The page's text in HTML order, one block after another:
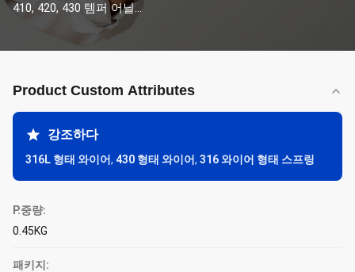
410, 420, 430 템퍼 어닐...
Product Custom Attributes
강조하다
316L 형태 와이어, 430 형태 와이어, 316 와이어 형태 스프링
P.중량:
0.45KG
패키지: